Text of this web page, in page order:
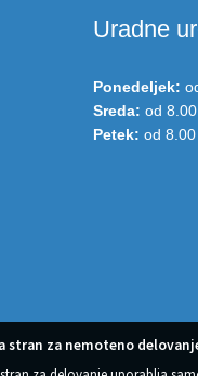
Uradne
Ponedeljek:
Sreda: od
Petek: od
stran za nemoteno